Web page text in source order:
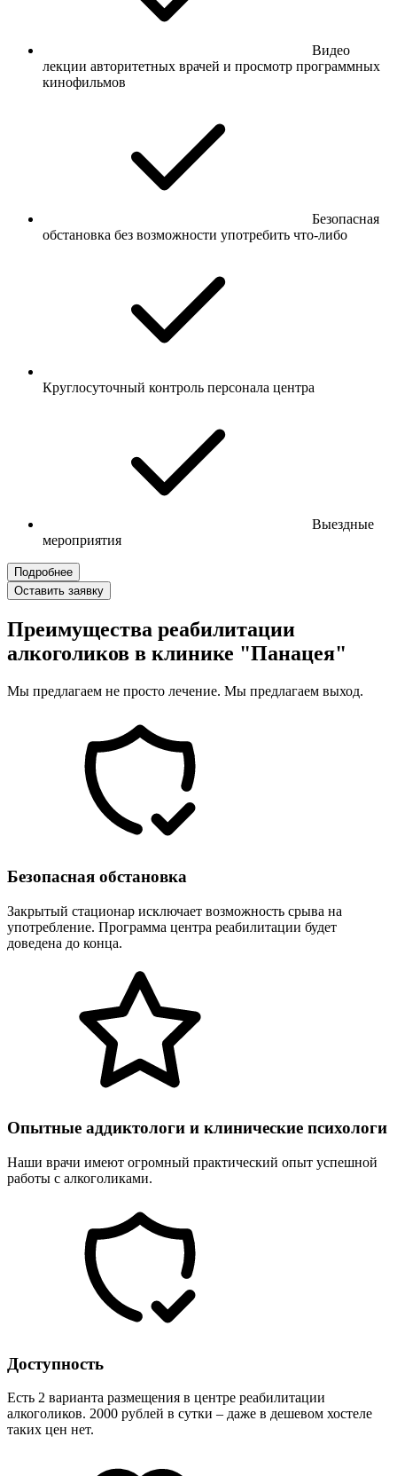
Видео
лекции авторитетных врачей и просмотр программных
кинофильмов
Безопасная
обстановка без возможности употребить что-либо
Круглосуточный контроль персонала центра
Выездные
мероприятия
Подробнее
Оставить заявку
Преимущества реабилитации
алкоголиков в клинике "Панацея"
Мы предлагаем не просто лечение. Мы предлагаем выход.
Безопасная обстановка
Закрытый стационар исключает возможность срыва на
употребление. Программа центра реабилитации будет
доведена до конца.
Опытные аддиктологи и клинические психологи
Наши врачи имеют огромный практический опыт успешной
работы с алкоголиками.
Доступность
Есть 2 варианта размещения в центре реабилитации
алкоголиков. 2000 рублей в сутки – даже в дешевом хостеле
таких цен нет.